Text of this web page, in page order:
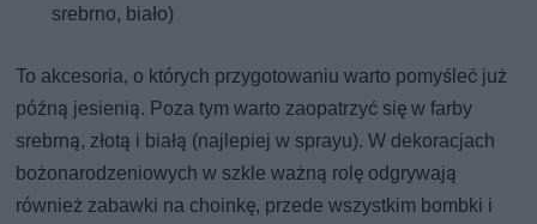
srebrno, biało)
To akcesoria, o których przygotowaniu warto pomyśleć już
późną jesienią. Poza tym warto zaopatrzyć się w farby
srebrną, złotą i białą (najlepiej w sprayu). W dekoracjach
bożonarodzeniowych w szkle ważną rolę odgrywają
również zabawki na choinkę, przede wszystkim bombki i